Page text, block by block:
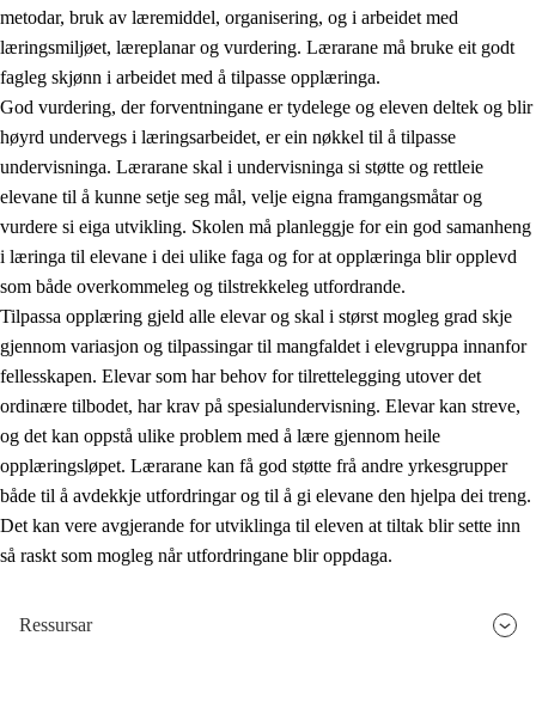
metodar, bruk av læremiddel, organisering, og i arbeidet med
læringsmiljøet, læreplanar og vurdering. Lærarane må bruke eit godt
fagleg skjønn i arbeidet med å tilpasse opplæringa.
God vurdering, der forventningane er tydelege og eleven deltek og blir
høyrd undervegs i læringsarbeidet, er ein nøkkel til å tilpasse
undervisninga. Lærarane skal i undervisninga si støtte og rettleie
elevane til å kunne setje seg mål, velje eigna framgangsmåtar og
vurdere si eiga utvikling. Skolen må planleggje for ein god samanheng
i læringa til elevane i dei ulike faga og for at opplæringa blir opplevd
som både overkommeleg og tilstrekkeleg utfordrande.
Tilpassa opplæring gjeld alle elevar og skal i størst mogleg grad skje
gjennom variasjon og tilpassingar til mangfaldet i elevgruppa innanfor
fellesskapen. Elevar som har behov for tilrettelegging utover det
ordinære tilbodet, har krav på spesialundervisning. Elevar kan streve,
og det kan oppstå ulike problem med å lære gjennom heile
opplæringsløpet. Lærarane kan få god støtte frå andre yrkesgrupper
både til å avdekkje utfordringar og til å gi elevane den hjelpa dei treng.
Det kan vere avgjerande for utviklinga til eleven at tiltak blir sette inn
så raskt som mogleg når utfordringane blir oppdaga.
Ressursar